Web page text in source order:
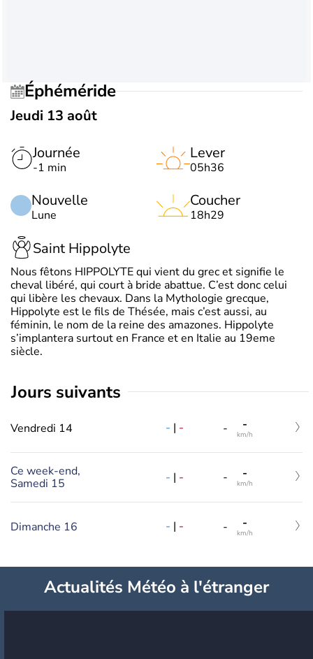
Éphéméride
Jeudi 13 août
Journée
-1 min
Nouvelle
Lune
Lever
05h36
Coucher
18h29
Saint Hippolyte
Nous fêtons HIPPOLYTE qui vient du grec et signifie le
cheval libéré, qui court à bride abattue. C’est donc celui
qui libère les chevaux. Dans la Mythologie grecque,
Hippolyte est le fils de Thésée, mais c’est aussi, au
féminin, le nom de la reine des amazones. Hippolyte
s’implantera surtout en France et en Italie au 19eme
siècle.
jours suivants
Vendredi 14 - | - - -
km/h
Ce week-end,
Samedi 15
- | - - -
km/h
Dimanche 16 - | - - -
km/h
Actualités Météo à l'étranger